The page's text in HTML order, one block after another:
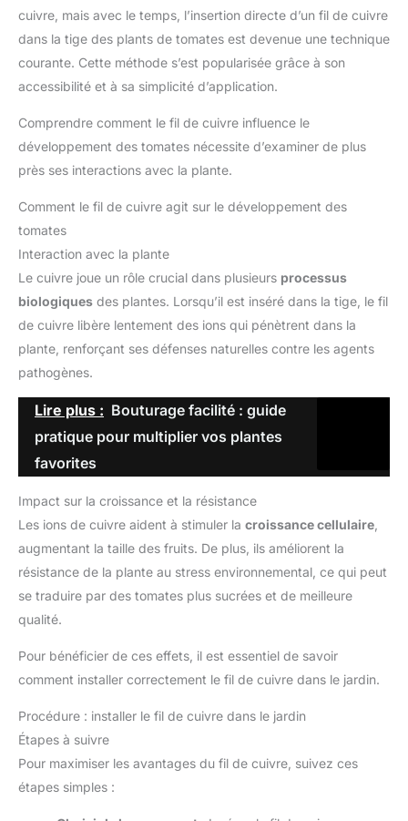
cuivre, mais avec le temps, l’insertion directe d’un fil de cuivre
dans la tige des plants de tomates est devenue une technique
courante. Cette méthode s’est popularisée grâce à son
accessibilité et à sa simplicité d’application.
Comprendre comment le fil de cuivre influence le
développement des tomates nécessite d’examiner de plus
près ses interactions avec la plante.
Comment le fil de cuivre agit sur le développement des
tomates
Interaction avec la plante
Le cuivre joue un rôle crucial dans plusieurs processus
biologiques des plantes. Lorsqu’il est inséré dans la tige, le fil
de cuivre libère lentement des ions qui pénètrent dans la
plante, renforçant ses défenses naturelles contre les agents
pathogènes.
Lire plus : Bouturage facilité : guide
pratique pour multiplier vos plantes
favorites
Impact sur la croissance et la résistance
Les ions de cuivre aident à stimuler la croissance cellulaire
augmentant la taille des fruits. De plus, ils améliorent la
résistance de la plante au stress environnemental, ce qui peut
se traduire par des tomates plus sucrées et de meilleure
qualité.
Pour bénéficier de ces effets, il est essentiel de savoir
comment installer correctement le fil de cuivre dans le jardin.
Procédure : installer le fil de cuivre dans le jardin
Étapes à suivre
Pour maximiser les avantages du fil de cuivre, suivez ces
étapes simples :